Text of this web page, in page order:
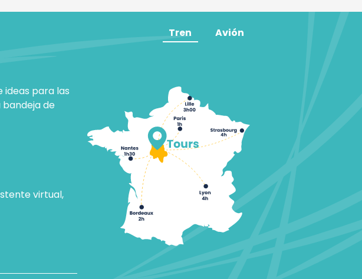
ideas para las
de
virtual,
Tren Avión